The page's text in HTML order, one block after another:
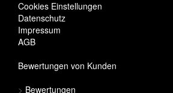
Cookies Einstellungen
Datenschutz
Impressum
AGB
Bewertungen von Kunden
> Bewertungen